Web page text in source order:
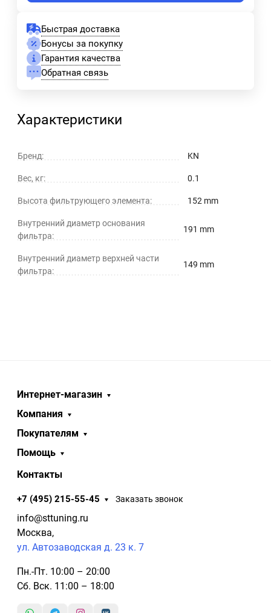
Быстрая доставка
Бонусы за покупку
Гарантия качества
Обратная связь
Характеристики
Бренд: KN
Вес, кг: 0.1
Высота фильтрующего элемента: 152 mm
Внутренний диаметр основания
фильтра:
191 mm
Внутренний диаметр верхней части
фильтра:
149 mm
Интернет-магазин
Компания
Покупателям
Помощь
Контакты
+7 (495) 215-55-45 Заказать звонок
info@sttuning.ru
Москва,
ул. Автозаводская д. 23 к. 7
Пн.-Пт. 10:00 – 20:00
Сб. Вск. 11:00 – 18:00